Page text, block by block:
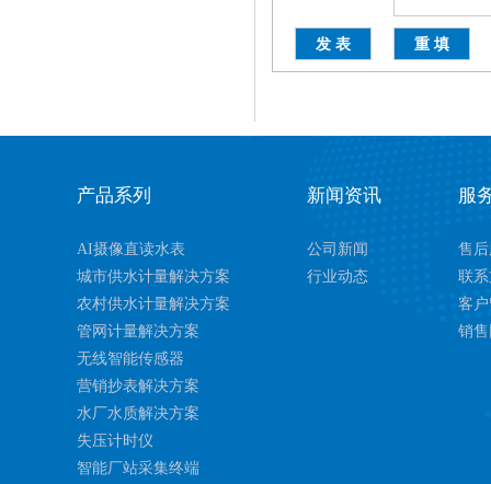
产品系列
AI摄像直读水表
城市供水计量解决方案
农村供水计量解决方案
管网计量解决方案
无线智能传感器
营销抄表解决方案
水厂水质解决方案
失压计时仪
智能厂站采集终端
新闻资讯
公司新闻
行业动态
服
售
联
客
销